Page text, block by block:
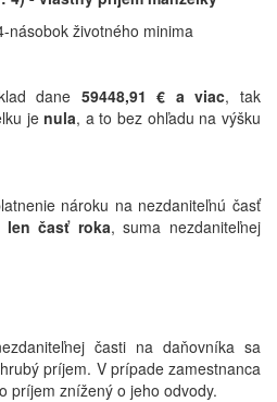
násobok životného minima
dane 59448,91 € a viac, tak
je nula, a to bez ohľadu na výšku
nároku na nezdaniteľnú časť
len časť roka, suma nezdaniteľnej
časti na daňovníka sa
príjem. V prípade zamestnanca
príjem znížený o jeho odvody.